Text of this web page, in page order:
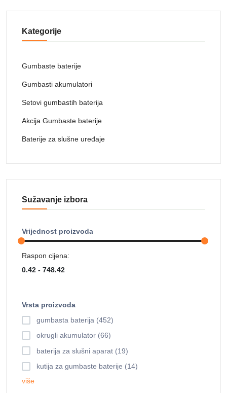
Kategorije
Gumbaste baterije
Gumbasti akumulatori
Setovi gumbastih baterija
Akcija Gumbaste baterije
Baterije za slušne uređaje
Sužavanje izbora
Vrijednost proizvoda
Raspon cijena:
Vrsta proizvoda
gumbasta baterija (452)
okrugli akumulator (66)
baterija za slušni aparat (19)
kutija za gumbaste baterije (14)
više